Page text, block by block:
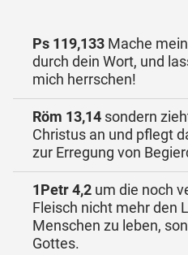
Ps 119,133 Mache
durch dein Wort, und
mich herrschen!
Röm 13,14 sondern
Christus an und pflegt
zur Erregung von
1Petr 4,2 um die noch
Fleisch nicht mehr den
Menschen zu leben,
Gottes.